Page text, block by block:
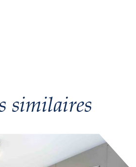
similaires